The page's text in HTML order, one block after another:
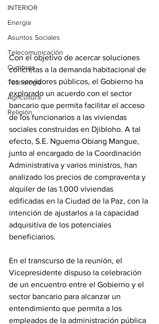
INTERIOR
Energia
Asuntos Sociales
Telecomunicación
Cumbres
Tecnología
Agricultura
Religión
Con el objetivo de acercar soluciones
concretas a la demanda habitacional de
los servidores públicos, el Gobierno ha
explorado un acuerdo con el sector
bancario que permita facilitar el acceso
de los funcionarios a las viviendas
sociales construidas en Djibloho. A tal
efecto, S.E. Nguema Obiang Mangue,
junto al encargado de la Coordinación
Administrativa y varios ministros, han
analizado los precios de compraventa y
alquiler de las 1.000 viviendas
edificadas en la Ciudad de la Paz, con la
intención de ajustarlos a la capacidad
adquisitiva de los potenciales
beneficiarios.
En el transcurso de la reunión, el
Vicepresidente dispuso la celebración
de un encuentro entre el Gobierno y el
sector bancario para alcanzar un
entendimiento que permita a los
empleados de la administración pública